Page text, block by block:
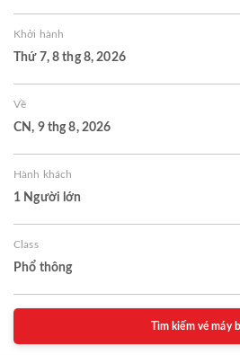
Khởi hành
Thứ 7, 8 thg 8, 2026
Về
CN, 9 thg 8, 2026
Hành khách
1 Người lớn
Class
Phổ thông
Tìm kiếm vé máy